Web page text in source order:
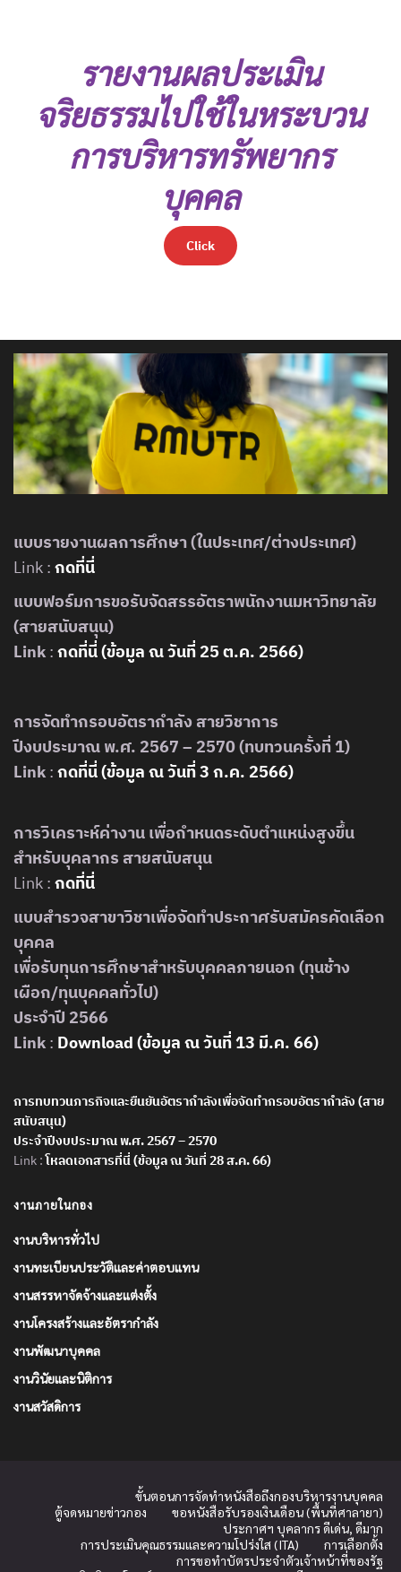
รายงานผลประเมิน
จริยธรรมไปใช้ในหระบวน
การบริหารทรัพยากร
บุคคล
Click
แบบรายงานผลการศึกษา (ในประเทศ/ต่างประเทศ)
Link : กดที่นี่
แบบฟอร์มการขอรับจัดสรรอัตราพนักงานมหาวิทยาลัย
(สายสนับสนุน)
Link : กดที่นี่ (ข้อมูล ณ วันที่ 25 ต.ค. 2566)
การจัดทำกรอบอัตรากำลัง สายวิชาการ
ปีงบประมาณ พ.ศ. 2567 – 2570 (ทบทวนครั้งที่ 1)
Link : กดที่นี่ (ข้อมูล ณ วันที่ 3 ก.ค. 2566)
การวิเคราะห์ค่างาน เพื่อกำหนดระดับตำแหน่งสูงขึ้น
สำหรับบุคลากร สายสนับสนุน
Link : กดที่นี่
แบบสำรวจสาขาวิชาเพื่อจัดทำประกาศรับสมัครคัดเลือก
บุคคล
เพื่อรับทุนการศึกษาสำหรับบุคคลภายนอก (ทุนช้าง
เผือก/ทุนบุคคลทั่วไป)
ประจำปี 2566
Link : Download (ข้อมูล ณ วันที่ 13 มี.ค. 66)
การทบทวนภารกิจและยืนยันอัตรากำลังเพื่อจัดทำกรอบอัตรากำลัง (สาย
สนับสนุน)
ประจำปีงบประมาณ พ.ศ. 2567 – 2570
Link : โหลดเอกสารที่นี่ (ข้อมูล ณ วันที่ 28 ส.ค. 66)
งานภายในกอง
งานบริหารทั่วไป
งานทะเบียนประวัติและค่าตอบแทน
งานสรรหาจัดจ้างและแต่งตั้ง
งานโครงสร้างและอัตรากำลัง
งานพัฒนาบุคคล
งานวินัยและนิติการ
งานสวัสดิการ
ขั้นตอนการจัดทำหนังสือถึงกองบริหารงานบุคคล
ตู้จดหมายข่าวกอง
ขอหนังสือรับรองเงินเดือน (พื้นที่ศาลายา)
ประกาศฯ บุคลากร ดีเด่น, ดีมาก
การประเมินคุณธรรมและความโปร่งใส (ITA)
การเลือกตั้ง
การขอทำบัตรประจำตัวเจ้าหน้าที่ของรัฐ